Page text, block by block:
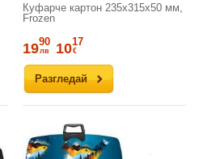
Куфарче картон 235х315х50 мм,
Frozen
Разгледай
1990
лв 1017
€